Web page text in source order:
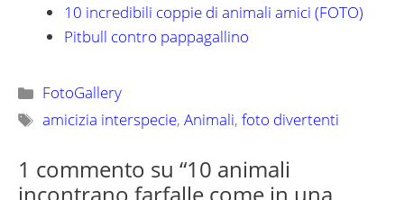
10 incredibili coppie di animali amici (FOTO)
Pitbull contro pappagallino
Categorie
FotoGallery
Tag
amicizia interspecie,Animali,foto divertenti
1 commento su “10 animali